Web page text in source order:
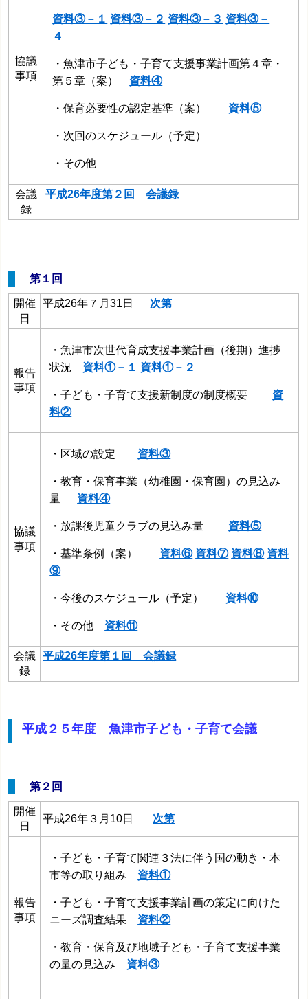
協議
事項
資料③－１ 資料③－２ 資料③－３ 資料③－
４
・魚津市子ども・子育て支援事業計画第４章・
第５章（案） 資料④
・保育必要性の認定基準（案） 資料⑤
・次回のスケジュール（予定）
・その他
会議
録
平成26年度第２回 会議録
第１回
開催
日
平成26年７月31日 次第
報告
事項
・魚津市次世代育成支援事業計画（後期）進捗
状況 資料①－１ 資料①－２
・子ども・子育て支援新制度の制度概要 資
料②
協議
事項
・区域の設定 資料③
・教育・保育事業（幼稚園・保育園）の見込み
量 資料④
・放課後児童クラブの見込み量 資料⑤
・基準条例（案） 資料⑥ 資料⑦ 資料⑧ 資料
⑨
・今後のスケジュール（予定） 資料⑩
・その他 資料⑪
会議
録
平成26年度第１回 会議録
平成２５年度 魚津市子ども・子育て会議
第２回
開催
日
平成26年３月10日 次第
報告
事項
・子ども・子育て関連３法に伴う国の動き・本
市等の取り組み 資料①
・子ども・子育て支援事業計画の策定に向けた
ニーズ調査結果 資料②
・教育・保育及び地域子ども・子育て支援事業
の量の見込み 資料③